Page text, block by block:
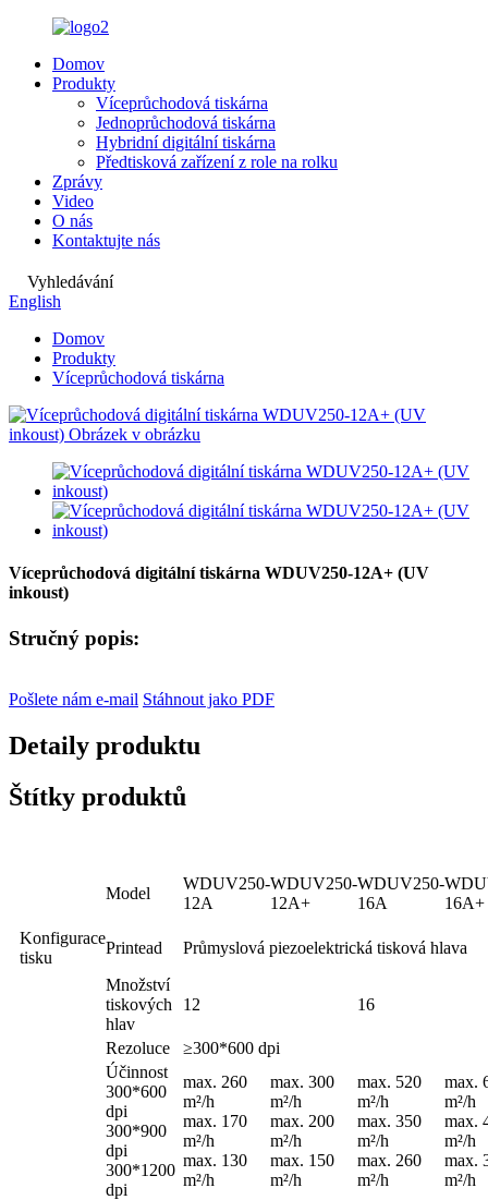
Domov
Produkty
Víceprůchodová tiskárna
Jednoprůchodová tiskárna
Hybridní digitální tiskárna
Předtisková zařízení z role na rolku
Zprávy
Video
O nás
Kontaktujte nás
Vyhledávání
English
Domov
Produkty
Víceprůchodová tiskárna
Víceprůchodová digitální tiskárna WDUV250-12A+ (UV
inkoust)
Stručný popis:
Pošlete nám e-mail Stáhnout jako PDF
Detaily produktu
Štítky produktů
Model
WDUV250-
12A
WDUV250-
12A+
WDUV250-
16A
16A+
Konfigurace
tisku
Printead
Průmyslová piezoelektrická tisková hlava
Množství
tiskových
hlav
12 16
Rezoluce
≥300*600 dpi
Účinnost
300*600
dpi
300*900
dpi
300*1200
dpi
max. 260
m²/h
max. 170
m²/h
max. 130
m²/h
max. 300
m²/h
max. 200
m²/h
max. 150
m²/h
max. 520
m²/h
max. 350
m²/h
max. 260
m²/h
max.
m²/h
max.
m²/h
max.
m²/h